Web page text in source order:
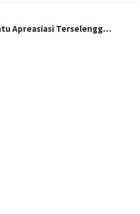
Apreasiasi Terselengg…